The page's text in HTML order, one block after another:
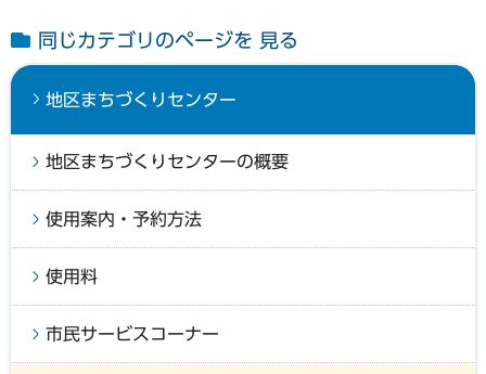
同じカテゴリのページを 見る
地区まちづくりセンター
地区まちづくりセンターの概要
使用案内・予約方法
使用料
市民サービスコーナー